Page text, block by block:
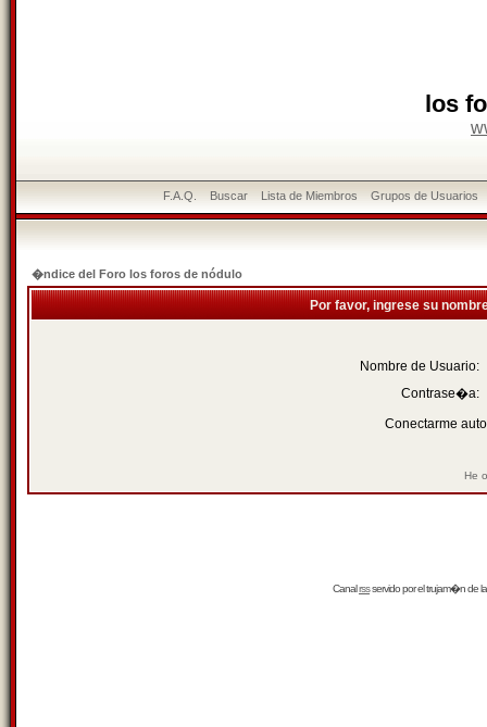
los
F.A.Q. Buscar Lista de Miembros Grupos de Usuarios
�ndice del Foro los foros de nódulo
Por favor, ingrese su
Nombre de Usuario:
Contrase�a:
Conectarme
He
Canalrssservido por eltrujam�nde